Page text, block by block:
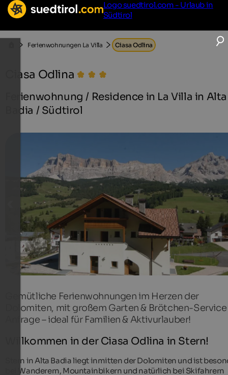
Logo suedtirol.com - Urlaub in
Südtirol
Ferienwohnungen La Villa Ciasa Odlina
Ciasa Odlina
Ferienwohnung / Residence in La Villa in Alta
Badia / Südtirol
Gemütliche Ferienwohnungen im Herzen der
Dolomiten, mit großem Garten & Brötchen-
Anfrage – ideal für Familien & Aktivurlauber!
Willkommen in der Ciasa Odlina in Stern!
Stern in Alta Badia liegt inmitten der Dolomiten und ist
bei Wanderern, Mountainbikern und natürlich bei Skifahrern